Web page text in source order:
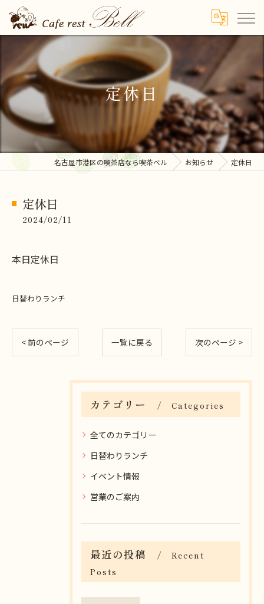
定休日
名古屋市港区の喫茶店なら喫茶ベル お知らせ 定休日
定休日
2024/02/11
本日定休日
日替わりランチ
< 前のページ 一覧に戻る 次のページ >
カテゴリー Categories
全てのカテゴリー
日替わりランチ
イベント情報
営業のご案内
最近の投稿
Recent
Posts